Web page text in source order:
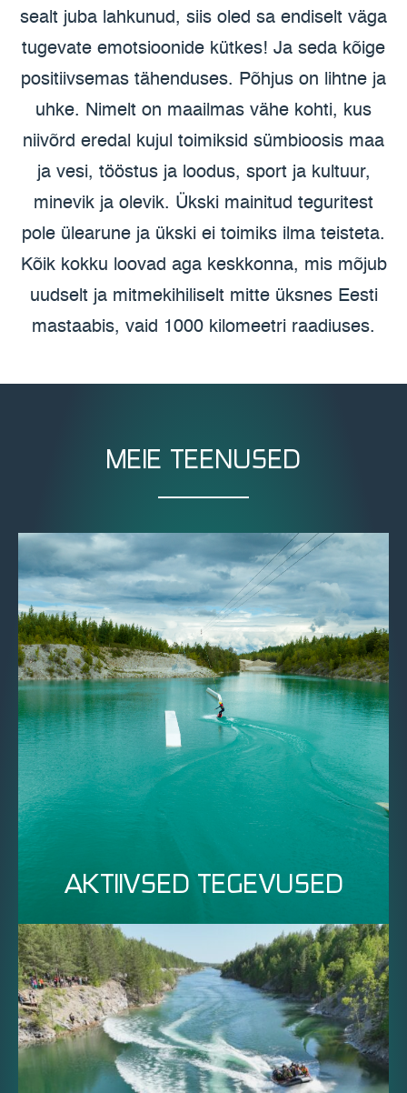
sealt juba lahkunud, siis oled sa endiselt väga
tugevate emotsioonide kütkes! Ja seda kõige
positiivsemas tähenduses. Põhjus on lihtne ja
uhke. Nimelt on maailmas vähe kohti, kus
niivõrd eredal kujul toimiksid sümbioosis maa
ja vesi, tööstus ja loodus, sport ja kultuur,
minevik ja olevik. Ükski mainitud teguritest
pole ülearune ja ükski ei toimiks ilma teisteta.
Kõik kokku loovad aga keskkonna, mis mõjub
uudselt ja mitmekihiliselt mitte üksnes Eesti
mastaabis, vaid 1000 kilomeetri raadiuses.
MEIE TEENUSED
AKTIIVSED TEGEVUSED